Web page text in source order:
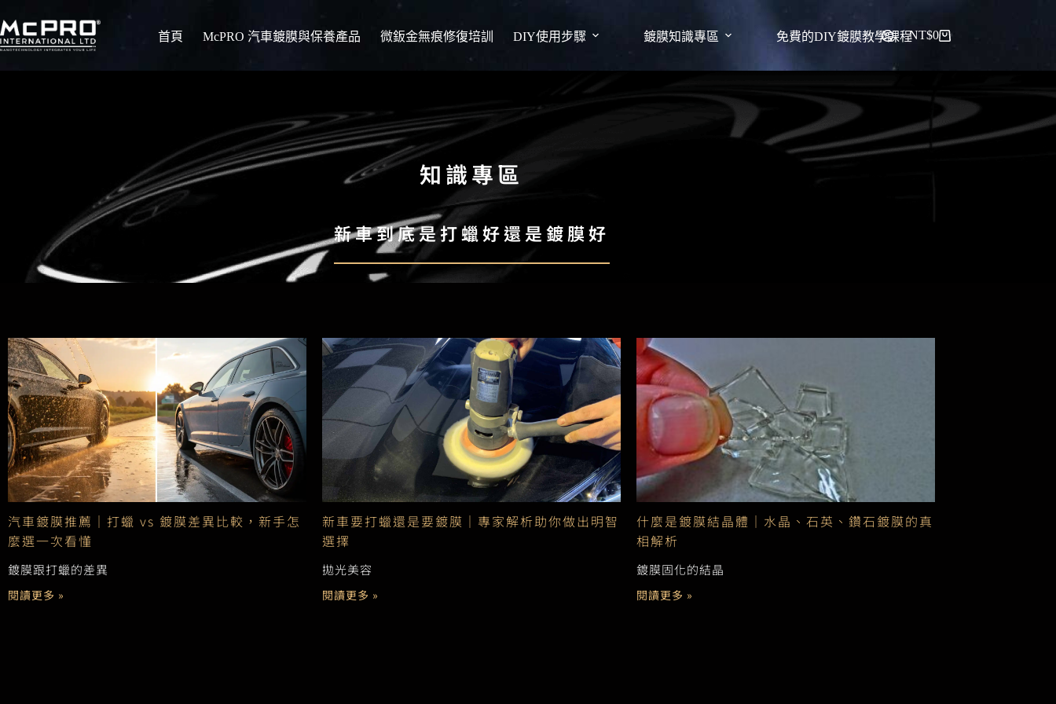
首頁 McPRO 汽車鍍膜與保養產品 微鈑金無痕修復培訓 DIY使用步驟 鍍膜知識專區 免費的DIY鍍膜教學課程NT$0
知識專區
新車到底是打蠟好還是鍍膜好
汽車鍍膜推薦｜打蠟 vs 鍍膜差異比較，新手怎
麼選一次看懂
鍍膜跟打蠟的差異
閱讀更多 »
新車要打蠟還是要鍍膜｜專家解析助你做出明智
選擇
拋光美容
閱讀更多 »
什麼是鍍膜結晶體｜水晶、石英、鑽石鍍膜的真
相解析
鍍膜固化的結晶
閱讀更多 »